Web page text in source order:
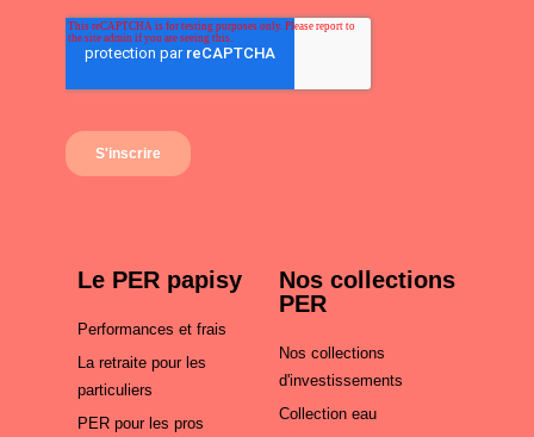
Le PER papisy
Performances et frais
La retraite pour les
particuliers
PER pour les pros
Nos collections
PER
Nos collections
d'investissements
Collection eau